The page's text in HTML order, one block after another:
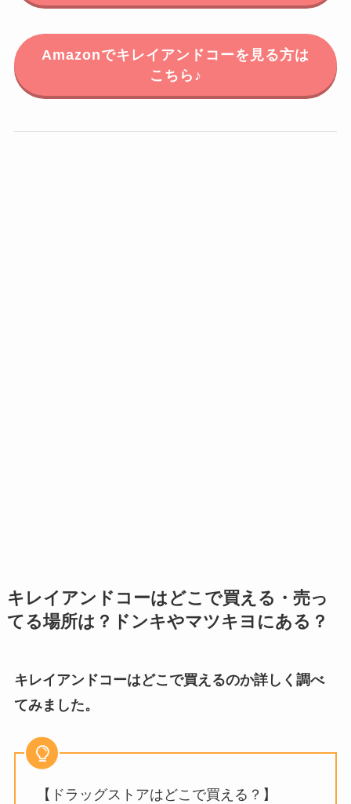
Amazonでキレイアンドコーを見る方は
こちら♪
キレイアンドコーはどこで買える・売っ
てる場所は？ドンキやマツキヨにある？
キレイアンドコーはどこで買えるのか詳しく調べ
てみました。
【ドラッグストアはどこで買える？】